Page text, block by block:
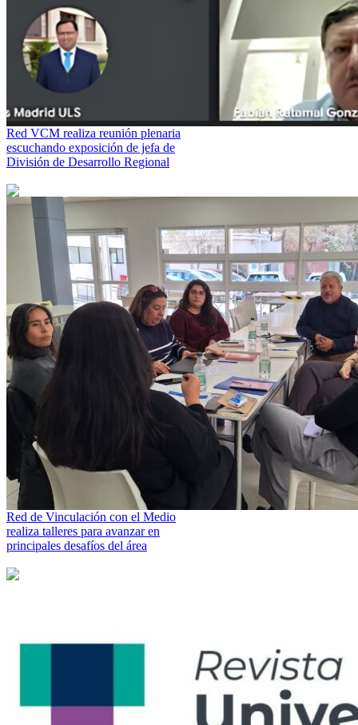
Red VCM realiza reunión plenaria
escuchando exposición de jefa de
División de Desarrollo Regional
Red de Vinculación con el Medio
realiza talleres para avanzar en
principales desafíos del área